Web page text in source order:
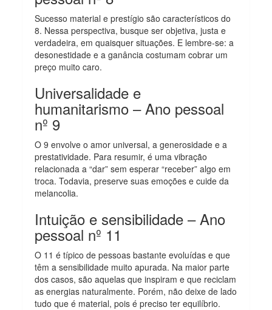
Sucesso material e prestígio são característicos do
8. Nessa perspectiva, busque ser objetiva, justa e
verdadeira, em quaisquer situações. E lembre-se: a
desonestidade e a ganância costumam cobrar um
preço muito caro.
Universalidade e
humanitarismo – Ano pessoal
nº 9
O 9 envolve o amor universal, a generosidade e a
prestatividade. Para resumir, é uma vibração
relacionada a “dar” sem esperar “receber” algo em
troca. Todavia, preserve suas emoções e cuide da
melancolia.
Intuição e sensibilidade – Ano
pessoal nº 11
O 11 é típico de pessoas bastante evoluídas e que
têm a sensibilidade muito apurada. Na maior parte
dos casos, são aquelas que inspiram e que reciclam
as energias naturalmente. Porém, não deixe de lado
tudo que é material, pois é preciso ter equilíbrio.